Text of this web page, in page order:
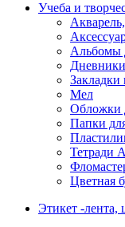
Учеба и
Альбомы
Дневники
Мел
Обложки
Папки
Тетради
Цветная
Этикет -лента,